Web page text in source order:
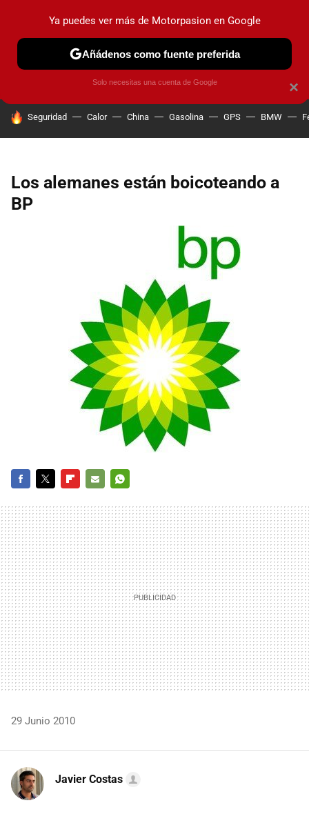
PRUEBAS COCHES ELÉCTRICOS OBSERVATORIO
HOY SE HABLA DE
Seguridad Calor China Gasolina GPS BMW
Los alemanes están boicoteando a
BP
MAIL
29 Junio 2010
Javier Costas
×
Ya puedes ver más de Motorpasion en Google
Añádenos como fuente preferida
Solo necesitas una cuenta de Google